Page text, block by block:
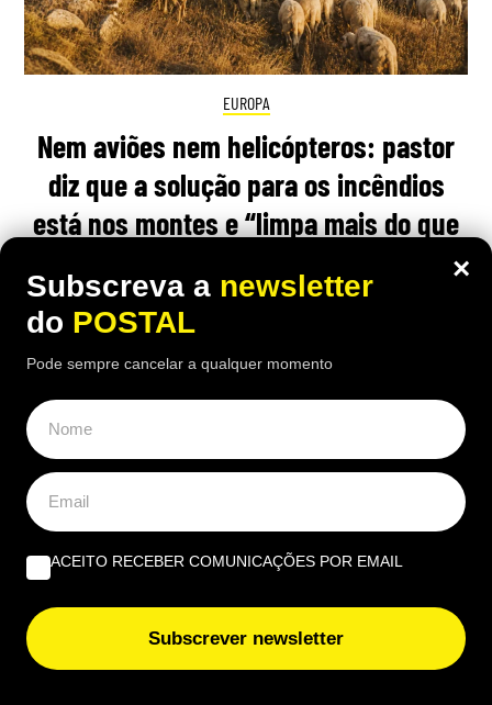
EUROPA
Nem aviões nem helicópteros: pastor
diz que a solução para os incêndios
está nos montes e “limpa mais do que
limpar os montes de forma mais eficaz do que
dezenas de trabalhadores
×
Subscreva a newsletter
do POSTAL
Pode sempre cancelar a qualquer momento
ACEITO RECEBER COMUNICAÇÕES POR EMAIL
Subscrever newsletter